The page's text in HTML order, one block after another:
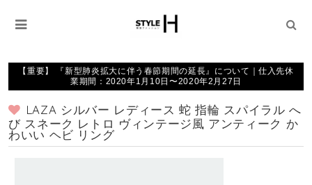
【重要】 『新型肺炎拡大に伴う春節期間の延長』について｜仕入先休
業期間：2020年1月10日〜2020年2月27日
LAZA シルバー レディース 蛇 指輪 スパイラル へ
び スネーク レトロ ヴィンテージ風 アンティーク か
わいい ヘビ リング